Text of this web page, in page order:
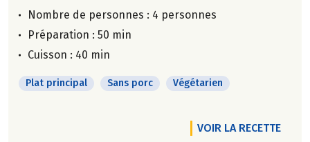
Nombre de personnes : 4 personnes
Préparation : 50 min
Cuisson : 40 min
Plat principal Sans porc Végétarien
VOIR LA RECETTE